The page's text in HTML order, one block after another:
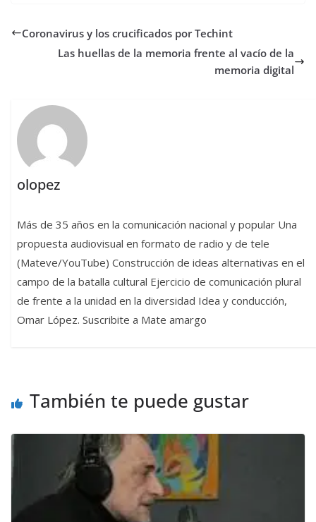
Coronavirus y los crucificados por Techint
Las huellas de la memoria frente al vacío de la
memoria digital
olopez
Más de 35 años en la comunicación nacional y popular Una
propuesta audiovisual en formato de radio y de tele
(Mateve/YouTube) Construcción de ideas alternativas en el
campo de la batalla cultural Ejercicio de comunicación plural
de frente a la unidad en la diversidad Idea y conducción,
Omar López. Suscribite a Mate amargo
También te puede gustar